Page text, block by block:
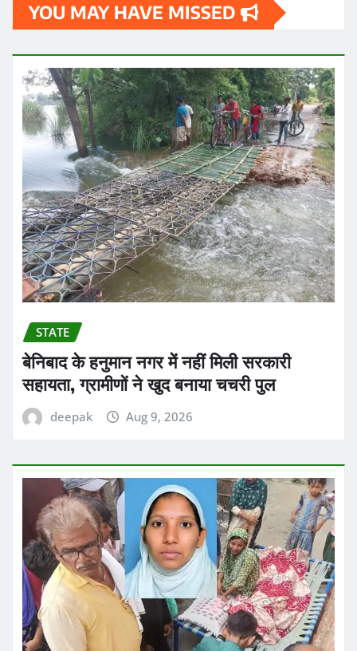
YOU MAY HAVE MISSED
STATE
बेनिबाद के हनुमान नगर में नहीं मिली सरकारी
सहायता, ग्रामीणों ने खुद बनाया चचरी पुल
deepak Aug 9, 2026